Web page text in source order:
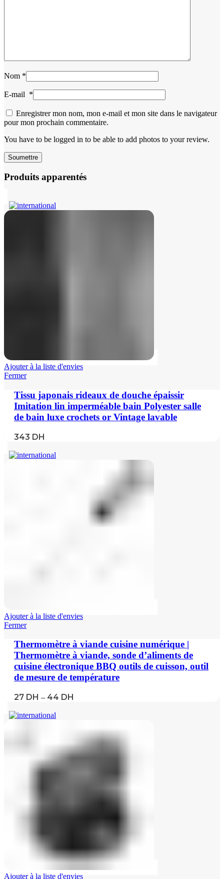
Nom *
E-mail *
Enregistrer mon nom, mon e-mail et mon site dans le navigateur
pour mon prochain commentaire.
You have to be logged in to be able to add photos to your review.
Produits apparentés
Ajouter à la liste d'envies
Fermer
Tissu japonais rideaux de douche épaissir
Imitation lin imperméable bain Polyester salle
de bain luxe crochets or Vintage lavable
343 DH
Ajouter à la liste d'envies
Fermer
Thermomètre à viande cuisine numérique |
Thermomètre à viande, sonde d’aliments de
cuisine électronique BBQ outils de cuisson, outil
de mesure de température
27 DH – 44 DH
Ajouter à la liste d'envies